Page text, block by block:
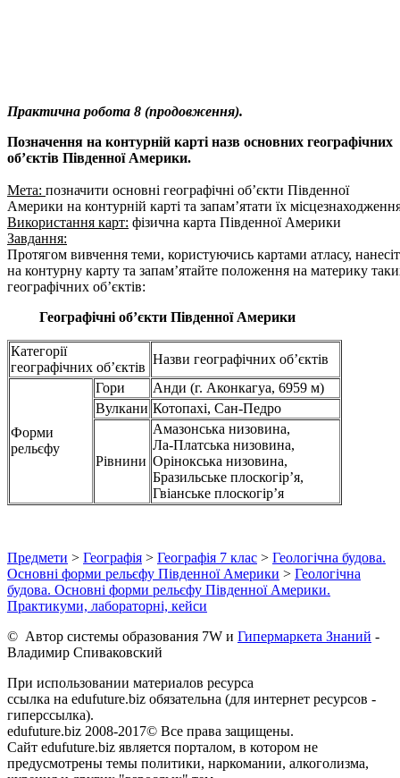
Практична робота 8 (продовження).
Позначення на контурній карті назв основних географічних
об’єктів Південної Америки.
Мета: позначити основні географічні об’єкти Південної
Америки на контурній карті та запам’ятати їх
Використання карт: фізична карта Південної Америки
Завдання:
Протягом вивчення теми, користуючись картами атласу,
на контурну карту та запам’ятайте положення на материку
географічних об’єктів:
Географічні об’єкти Південної Америки
Категорії
географічних об’єктів
Назви географічних об’єктів
Форми
рельєфу
Гори
Анди (г. Аконкагуа, 6959 м)
Вулкани Котопахі, Сан-Педро
Рівнини
Амазонська низовина,
Ла-Платська низовина,
Орінокська низовина,
Бразильське плоскогір’я,
Гвіанське плоскогір’я
Предмети > Географія > Географія 7 клас > Геологічна будова.
Основні форми рельєфу Південної Америки > Геологічна
будова. Основні форми рельєфу Південної Америки.
Практикуми, лабораторні, кейси
© Автор системы образования 7W и Гипермаркета Знаний -
Владимир Спиваковский
При использовании материалов ресурса
ссылка на edufuture.biz обязательна (для интернет ресурсов -
гиперссылка).
edufuture.biz 2008-2017© Все права защищены.
Сайт edufuture.biz является порталом, в котором не
предусмотрены темы политики, наркомании, алкоголизма,